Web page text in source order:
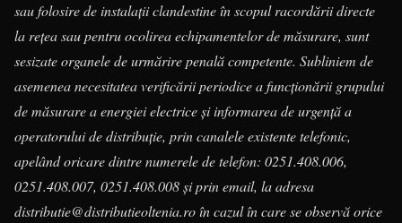
sau folosire de instalații clandestine în scopul racordării directe
la rețea sau pentru ocolirea echipamentelor de măsurare, sunt
sesizate organele de urmărire penală competente. Subliniem de
asemenea necesitatea verificării periodice a funcționării grupului
de măsurare a energiei electrice şi informarea de urgență a
operatorului de distribuție, prin canalele existente telefonic,
apelând oricare dintre numerele de telefon: 0251.408.006,
0251.408.007, 0251.408.008 și prin email, la adresa
distributie@distributieoltenia.ro în cazul în care se observă orice